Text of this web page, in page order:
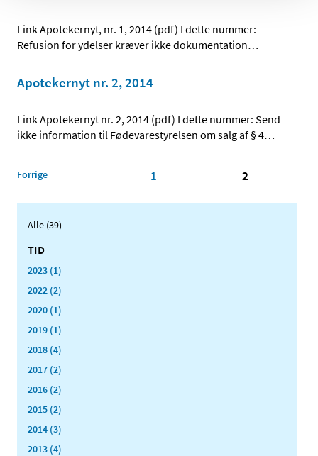
Link Apotekernyt, nr. 1, 2014 (pdf) I dette nummer:
Refusion for ydelser kræver ikke dokumentation…
Apotekernyt nr. 2, 2014
Link Apotekernyt nr. 2, 2014 (pdf) I dette nummer: Send
ikke information til Fødevarestyrelsen om salg af § 4…
Forrige 1 2
Alle (39)
TID
2023 (1)
2022 (2)
2020 (1)
2019 (1)
2018 (4)
2017 (2)
2016 (2)
2015 (2)
2014 (3)
2013 (4)